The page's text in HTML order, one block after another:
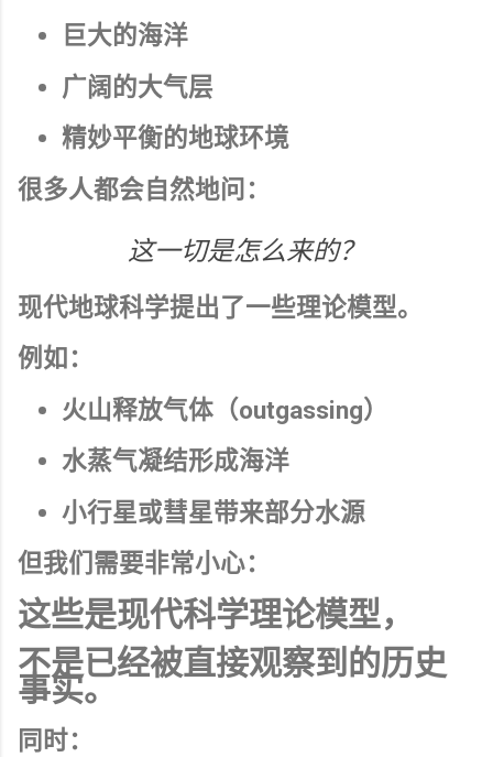
巨大的海洋
广阔的大气层
精妙平衡的地球环境
很多人都会自然地问：
这一切是怎么来的？
现代地球科学提出了一些理论模型。
例如：
火山释放气体（outgassing）
水蒸气凝结形成海洋
小行星或彗星带来部分水源
但我们需要非常小心：
这些是现代科学理论模型，
不是已经被直接观察到的历史
事实。
同时：